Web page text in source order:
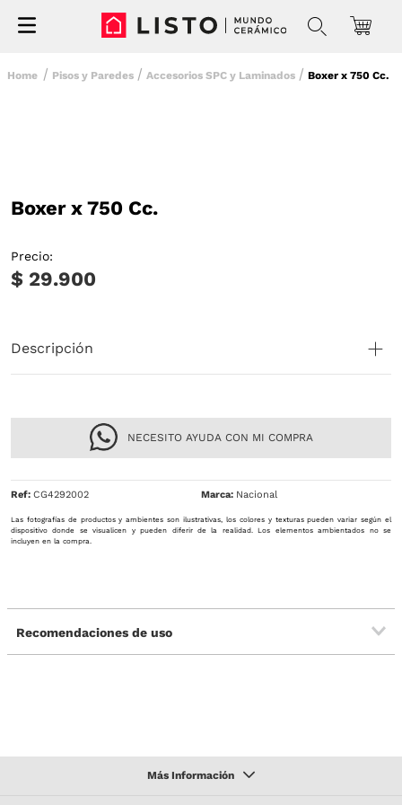
Pisos y Paredes Accesorios SPC y Laminados Boxer x 750 Cc.
Boxer x 750 Cc.
Precio:
$ 29.900
Descripción
NECESITO AYUDA CON MI COMPRA
Ref: CG4292002 Nacional
Las fotografías de productos y ambientes son ilustrativas, los colores y texturas pueden variar según el
dispositivo donde se visualicen y pueden diferir de la realidad. Los elementos ambientados no se
incluyen en la compra.
Recomendaciones de uso